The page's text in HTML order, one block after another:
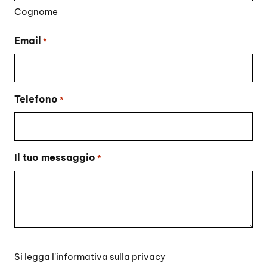
Cognome
Email *
Telefono *
Il tuo messaggio *
legga
Si legga l'informativa sulla privacy